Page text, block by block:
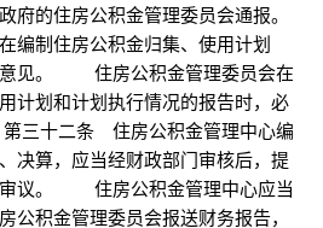
府的住房公积金管理委员会通报。
制住房公积金归集、使用计划
意见。 住房公积金管理委员会在
计划和计划执行情况的报告时，必
十二条 住房公积金管理中心编
决算，应当经财政部门审核后，提
审议。 住房公积金管理中心应当
公积金管理委员会报送财务报告，